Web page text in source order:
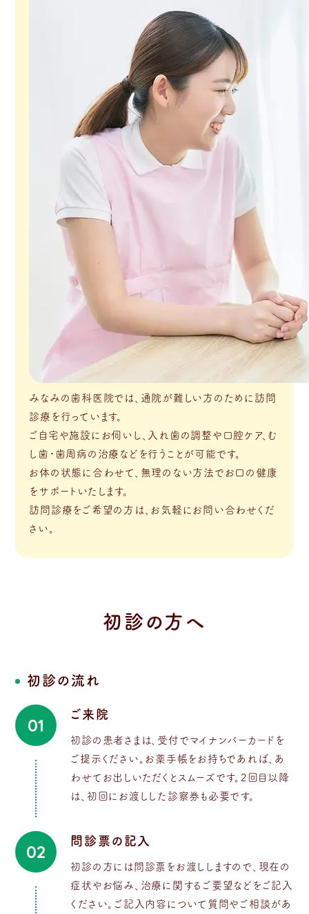
みなみの歯科医院では、通院が難しい方のために訪問
診療を行っています。
ご自宅や施設にお伺いし、入れ歯の調整や口腔ケア、む
し歯・歯周病の治療などを行うことが可能です。
お体の状態に合わせて、無理のない方法でお口の健康
をサポートいたします。
訪問診療をご希望の方は、お気軽にお問い合わせくだ
さい。
初診の方へ
初診の流れ
01
ご来院
初診の患者さまは、受付でマイナンバーカードを
ご提示ください。お薬手帳をお持ちであれば、あ
わせてお出しいただくとスムーズです。2回目以降
は、初回にお渡しした診察券も必要です。
02
問診票の記入
初診の方には問診票をお渡ししますので、現在の
症状やお悩み、治療に関するご要望などをご記入
ください。ご記入内容について質問やご相談があ